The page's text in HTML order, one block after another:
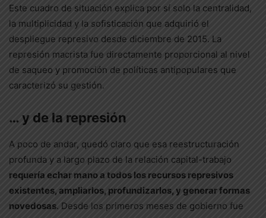
Este cuadro de situación explica por sí solo la centralidad,
la multiplicidad y la sofisticación que adquirió el
despliegue represivo desde diciembre de 2015. La
represión macrista fue directamente proporcional al nivel
de saqueo y promoción de políticas antipopulares que
caracterizó su gestión.
… y de la represión
A poco de andar, quedó claro que esa reestructuración
profunda y a largo plazo de la relación capital-trabajo
requería echar mano a todos los recursos represivos
existentes, ampliarlos, profundizarlos, y generar formas
novedosas. Desde los primeros meses de gobierno fue